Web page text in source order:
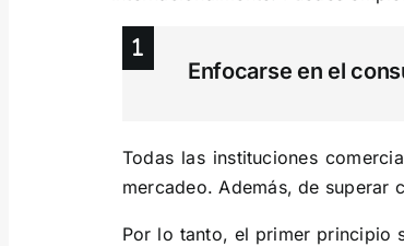
Enfocarse en el
Todas las instituciones
mercadeo. Además, de superar
Por lo tanto, el primer principio